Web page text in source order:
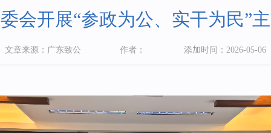
会开展“参政为公、实干为民”
文章来源：广东致公 作者： 添加时间：2026-05-06